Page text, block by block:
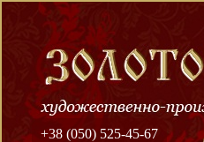
+38 (050) 525-45-67